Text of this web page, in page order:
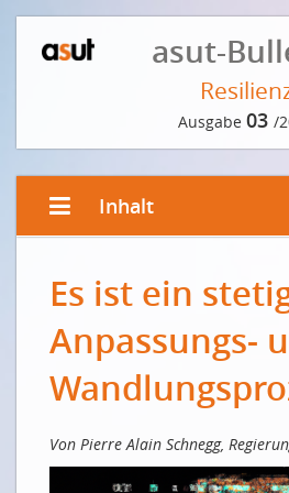
asut-
Ausgabe 03 /
Inhalt
Resilienz in einer vernetzten Welt
EDITORIAL VON PETER GRÜTTER
Resilienz ist das Trumpf-Ass der
La résilience – l'as des atouts de
AUS SCHADEN WIRD MAN KLUG?
KNUTTI
Es ist ein
Anpassungs-
Von Pierre Alain Schnegg,